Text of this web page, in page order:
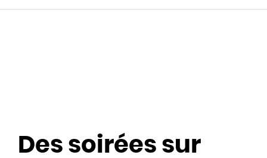
Des soirées sur